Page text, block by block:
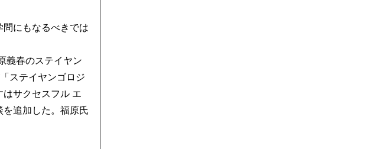
にもなるべきでは
義春のステイヤン
ステイヤンゴロジ
サクセスフル エ
追加した。福原氏